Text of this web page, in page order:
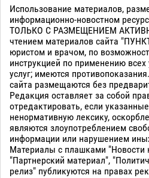
Использование материалов,
информационно-новостном
ТОЛЬКО С РАЗМЕЩЕНИЕМ
чтением материалов сайта
юристом и врачом, по
инструкцией по применению
услуг; имеются
сайта размещаются без
Редакция оставляет за собой
отредактировать, если
ненормативную лексику,
являются злоупотреблением
информации или нарушением
Материалы с плашками "Новости
"Партнерский материал",
релиз" публикуются на правах